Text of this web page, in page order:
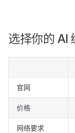
选择你的 AI
官网
价格
网络要求